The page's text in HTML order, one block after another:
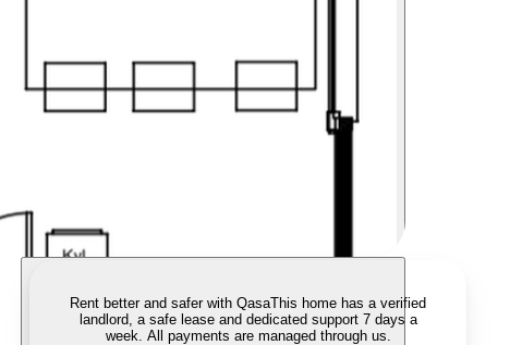
Rent better and safer with QasaThis home has a verified
landlord, a safe lease and dedicated support 7 days a
week. All payments are managed through us.